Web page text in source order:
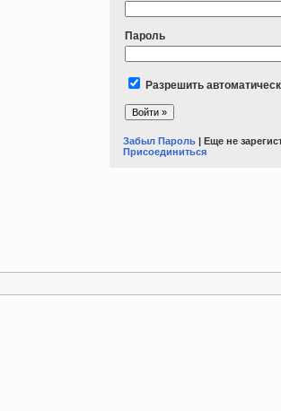
Пароль
Разрешить
Забыл Пароль | Еще не
Присоединиться